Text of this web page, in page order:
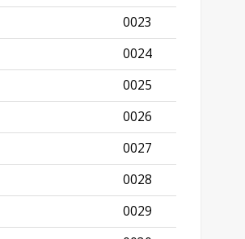
0023
0024
0025
0026
0027
0028
0029